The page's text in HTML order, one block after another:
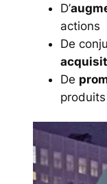
D’
actions
De
De